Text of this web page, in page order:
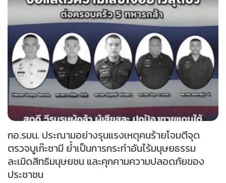
กอ.รมน. ประณามอย่างรุนแรงเหตุคนร้ายโจมตีจุด
ตรวจบูเก๊ะซามี ย้ำเป็นการกระทำอันไร้มนุษยธรรม
ละเมิดสิทธิมนุษยชน และคุกคามความปลอดภัยของ
ประชาชน